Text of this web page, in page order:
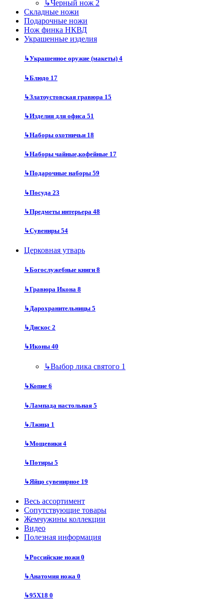
↳Черный нож 2
Складные ножи
Подарочные ножи
Нож финка НКВД
Украшенные изделия
↳Украшенное оружие (макеты) 4
↳Блюдо 17
↳Златоустовская гравюра 15
↳Изделия для офиса 51
↳Наборы охотничьи 18
↳Наборы чайные,кофейные 17
↳Подарочные наборы 59
↳Посуда 23
↳Предметы интерьера 48
↳Сувениры 54
Церковная утварь
↳Богослужебные книги 8
↳Гравюра Икона 8
↳Дарохранительницы 5
↳Дискос 2
↳Иконы 40
↳Выбор лика святого 1
↳Копие 6
↳Лампада настольная 5
↳Лжица 1
↳Мощевики 4
↳Потиры 5
↳Яйцо сувенирное 19
Весь ассортимент
Сопутствующие товары
Жемчужины коллекции
Видео
Полезная информация
↳Российские ножи 0
↳Анатомия ножа 0
↳95Х18 0